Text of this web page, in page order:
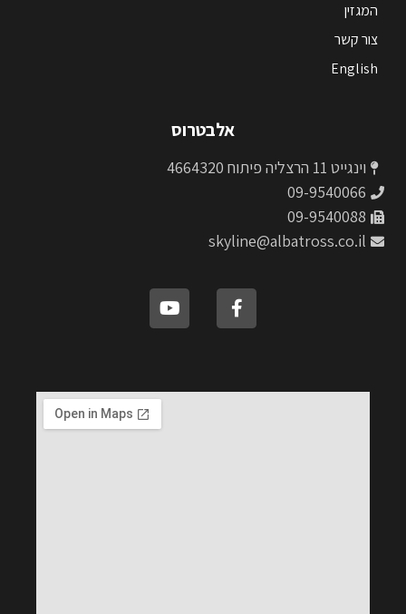
המגזין
צור קשר
English
אלבטרוס
וינגייט 11 הרצליה פיתוח 4664320
09-9540066
09-9540088
skyline@albatross.co.il